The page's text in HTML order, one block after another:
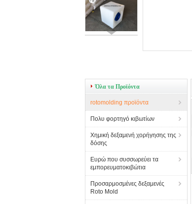
Όλα τα Προϊόντα
rotomolding προϊόντα
Πολυ φορτηγό κιβωτίων
Χημική δεξαμενή χορήγησης της
δόσης
Ευρώ που συσσωρεύει τα
εμπορευματοκιβώτια
Προσαρμοσμένες δεξαμενές
Roto Mold